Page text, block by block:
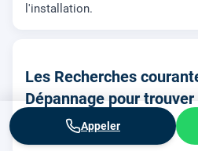
l'installation.
Les Recherches
Dépannage pour
la Nort-sur-Erdre
Appeler